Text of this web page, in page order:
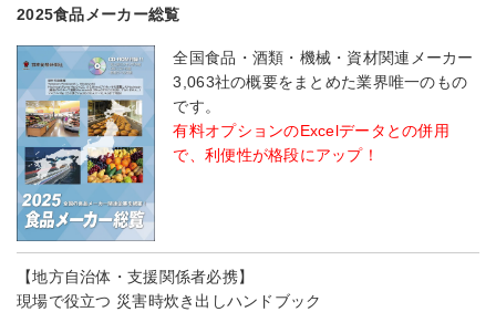
2025食品メーカー総覧
全国食品・酒類・機械・資材関連メーカー
3,063社の概要をまとめた業界唯一のもの
です。
有料オプションのExcelデータとの併用
で、利便性が格段にアップ！
【地方自治体・支援関係者必携】
現場で役立つ 災害時炊き出しハンドブック